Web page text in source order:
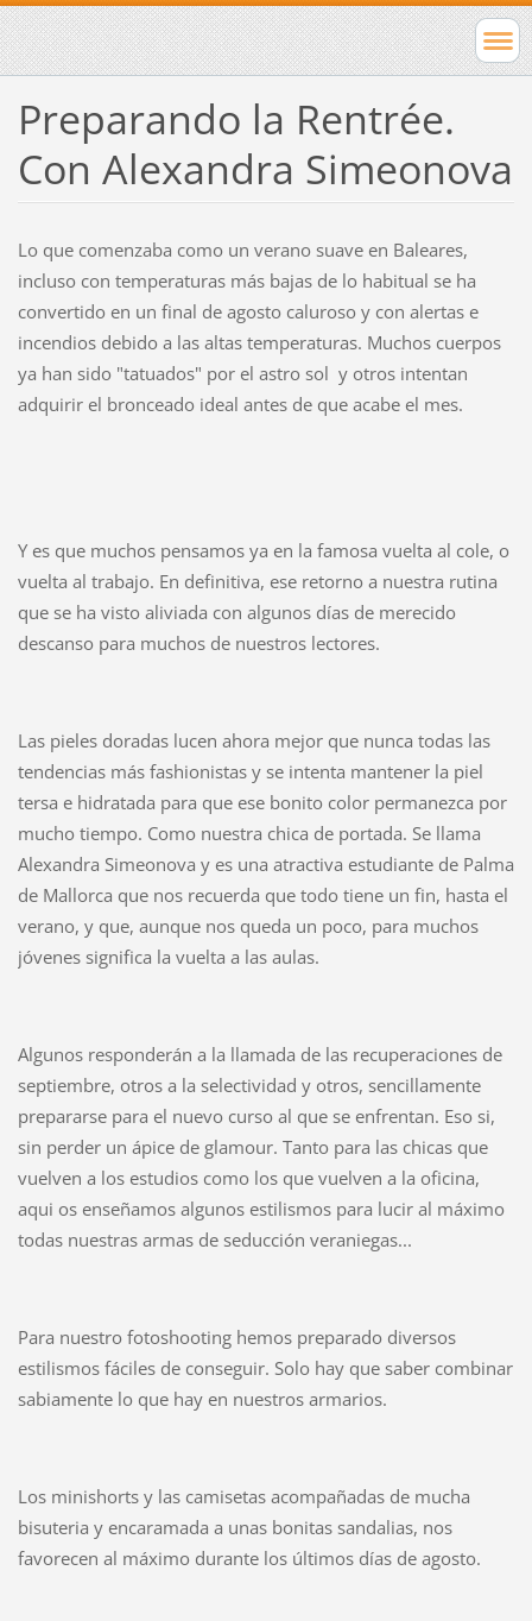
Preparando la Rentrée.
Con Alexandra Simeonova
Lo que comenzaba como un verano suave en Baleares,
incluso con temperaturas más bajas de lo habitual se ha
convertido en un final de agosto caluroso y con alertas e
incendios debido a las altas temperaturas. Muchos cuerpos
ya han sido "tatuados" por el astro sol y otros intentan
adquirir el bronceado ideal antes de que acabe el mes.
Y es que muchos pensamos ya en la famosa vuelta al cole, o
vuelta al trabajo. En definitiva, ese retorno a nuestra rutina
que se ha visto aliviada con algunos días de merecido
descanso para muchos de nuestros lectores.
Las pieles doradas lucen ahora mejor que nunca todas las
tendencias más fashionistas y se intenta mantener la piel
tersa e hidratada para que ese bonito color permanezca por
mucho tiempo. Como nuestra chica de portada. Se llama
Alexandra Simeonova y es una atractiva estudiante de Palma
de Mallorca que nos recuerda que todo tiene un fin, hasta el
verano, y que, aunque nos queda un poco, para muchos
jóvenes significa la vuelta a las aulas.
Algunos responderán a la llamada de las recuperaciones de
septiembre, otros a la selectividad y otros, sencillamente
prepararse para el nuevo curso al que se enfrentan. Eso si,
sin perder un ápice de glamour. Tanto para las chicas que
vuelven a los estudios como los que vuelven a la oficina,
aqui os enseñamos algunos estilismos para lucir al máximo
todas nuestras armas de seducción veraniegas...
Para nuestro fotoshooting hemos preparado diversos
estilismos fáciles de conseguir. Solo hay que saber combinar
sabiamente lo que hay en nuestros armarios.
Los minishorts y las camisetas acompañadas de mucha
bisuteria y encaramada a unas bonitas sandalias, nos
favorecen al máximo durante los últimos días de agosto.